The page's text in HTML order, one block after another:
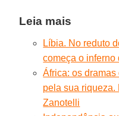
Leia mais
Líbia. No reduto
começa o inferno
África: os
pela sua riqueza.
Zanotelli